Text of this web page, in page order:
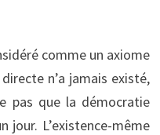
comme un axiome
n’a jamais existé,
pas que la démocratie
jour. L’existence-même